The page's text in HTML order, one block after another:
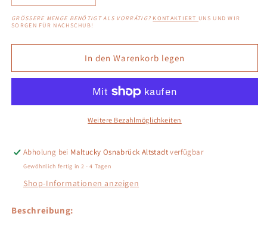
die
Menge
Ardnahoe
die
Menge
Ardnahoe
Bholsa
GRÖSSERE MENGE BENÖTIGT ALS VORRÄTIG? KONTAKTIERT UNS UND WIR
SORGEN FÜR NACHSCHUB!
In den Warenkorb legen
Weitere Bezahlmöglichkeiten
Abholung bei Maltucky Osnabrück Altstadtverfügbar
Gewöhnlich fertig in 2 - 4 Tagen
Shop-Informationen anzeigen
Beschreibung: